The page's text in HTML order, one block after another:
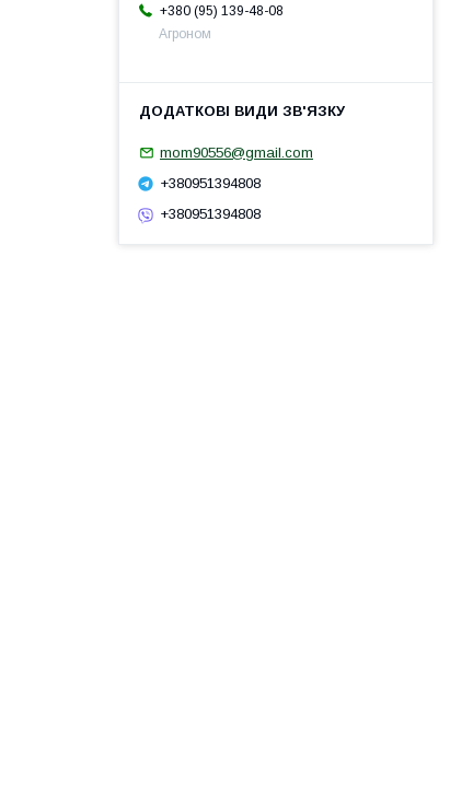
+380 (95) 139-48-08
Агроном
mom90556@gmail.com
+380951394808
+380951394808